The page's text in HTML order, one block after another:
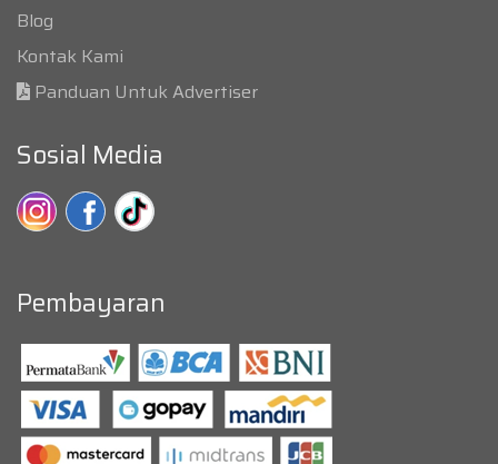
Blog
Kontak Kami
Panduan Untuk Advertiser
Sosial Media
Pembayaran